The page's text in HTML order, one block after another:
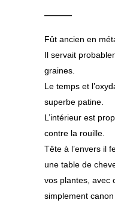
Fût ancien en
Il servait
graines.
Le temps et
superbe patine.
L’intérieur est
contre la rouille.
Tête à l’envers il
une table de
vos plantes, avec
simplement